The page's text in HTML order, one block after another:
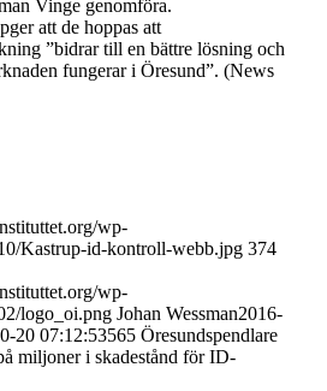
Vinge genomföra.
att de hoppas att
”bidrar till en bättre lösning och
fungerar i Öresund”. (News
wp-
Kastrup-id-kontroll-webb.jpg 374
wp-
logo_oi.png Johan Wessman2016-
20 07:12:53565 Öresundspendlare
miljoner i skadestånd för ID-